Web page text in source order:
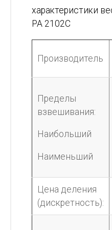
характеристики
PA 2102C
Производитель
Пределы
взвешивания:
Наибольший
Наименьший
Цена деления
(дискретность):